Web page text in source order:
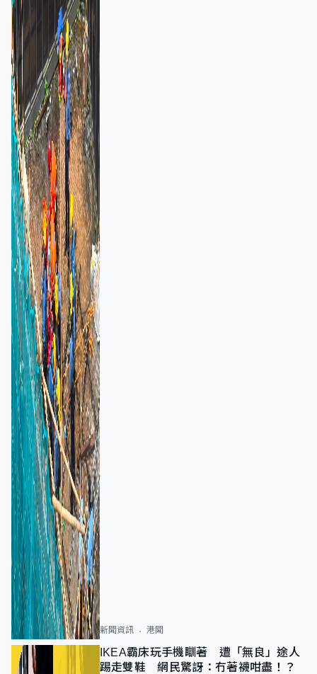
新聞資訊 港聞
IKEA霸床玩手機瞓著 遭「無良」途人
踢走雙鞋 網民驚訝：冇著襪咁盡！？